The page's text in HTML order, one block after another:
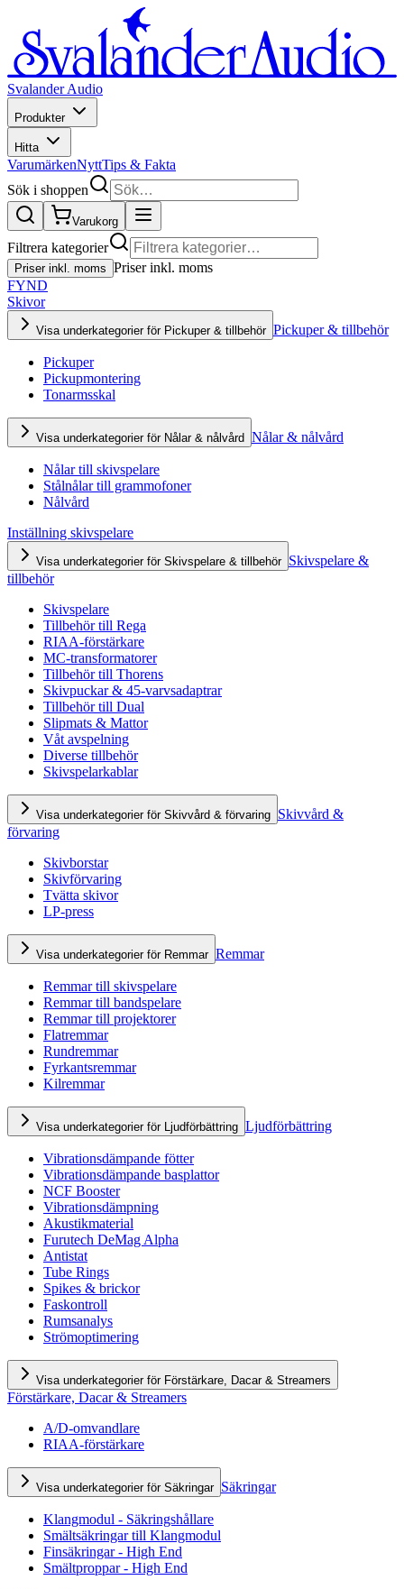
Svalander Audio
Produkter
Hitta
VarumärkenNyttTips & Fakta
Sök i shoppen
Varukorg
Filtrera kategorier
Priser inkl. moms Priser inkl. moms
FYND
Skivor
Visa underkategorier för Pickuper & tillbehör Pickuper & tillbehör
Pickuper
Pickupmontering
Tonarmsskal
Visa underkategorier för Nålar & nålvård Nålar & nålvård
Nålar till skivspelare
Stålnålar till grammofoner
Nålvård
Inställning skivspelare
Visa underkategorier för Skivspelare & tillbehör Skivspelare &
tillbehör
Skivspelare
Tillbehör till Rega
RIAA-förstärkare
MC-transformatorer
Tillbehör till Thorens
Skivpuckar & 45-varvsadaptrar
Tillbehör till Dual
Slipmats & Mattor
Våt avspelning
Diverse tillbehör
Skivspelarkablar
Visa underkategorier för Skivvård & förvaring Skivvård &
förvaring
Skivborstar
Skivförvaring
Tvätta skivor
LP-press
Visa underkategorier för Remmar Remmar
Remmar till skivspelare
Remmar till bandspelare
Remmar till projektorer
Flatremmar
Rundremmar
Fyrkantsremmar
Kilremmar
Visa underkategorier för Ljudförbättring Ljudförbättring
Vibrationsdämpande fötter
Vibrationsdämpande basplattor
NCF Booster
Vibrationsdämpning
Akustikmaterial
Furutech DeMag Alpha
Antistat
Tube Rings
Spikes & brickor
Faskontroll
Rumsanalys
Strömoptimering
Visa underkategorier för Förstärkare, Dacar & Streamers
Förstärkare, Dacar & Streamers
A/D-omvandlare
RIAA-förstärkare
Visa underkategorier för Säkringar Säkringar
Klangmodul - Säkringshållare
Smältsäkringar till Klangmodul
Finsäkringar - High End
Smältproppar - High End